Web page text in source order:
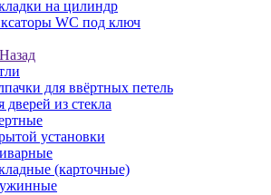
на цилиндр
WC под ключ
Назад
для ввёртных петель
дверей из стекла
установки
(карточные)